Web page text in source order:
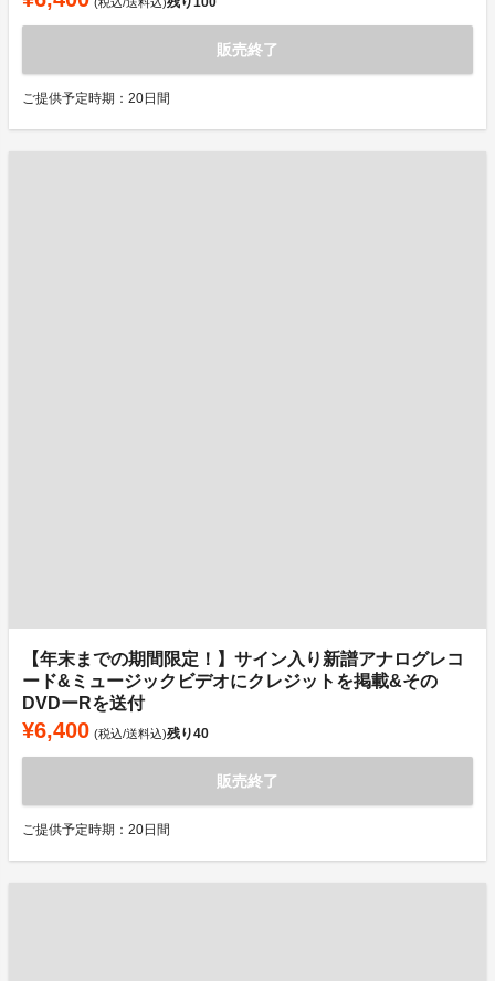
販売終了
ご提供予定時期：20日間
【年末までの期間限定！】サイン入り新譜アナログレコ
ード&ミュージックビデオにクレジットを掲載&その
DVDーRを送付
¥6,400 (税込/送料込)残り40
販売終了
ご提供予定時期：20日間